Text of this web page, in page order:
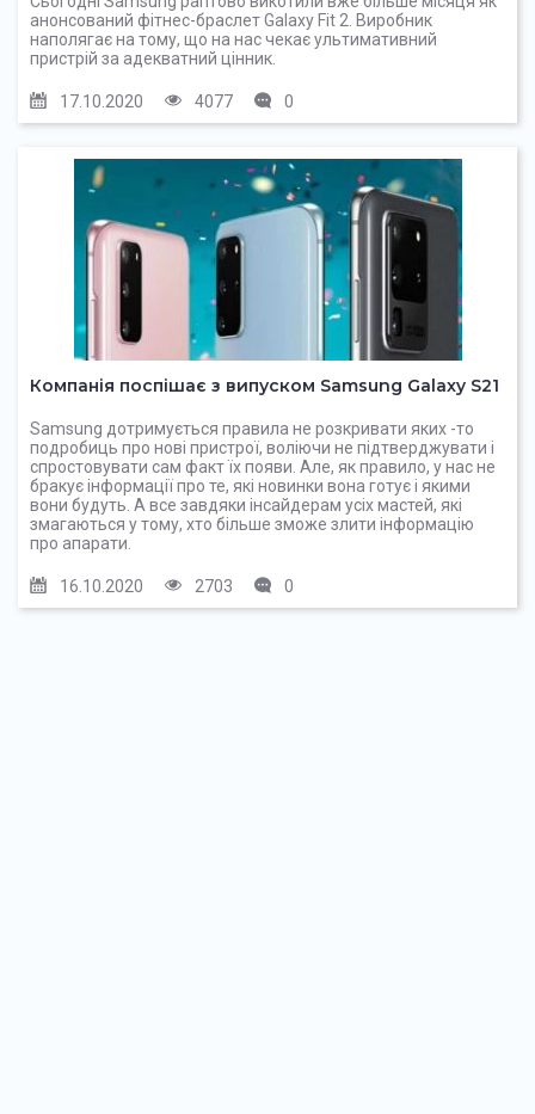
анонсований фітнес-браслет Galaxy Fit 2. Виробник
наполягає на тому, що на нас чекає ультимативний
пристрій за адекватний цінник.
17.10.2020 4077 0
Компанія поспішає з випуском Samsung Galaxy S21
Samsung дотримується правила не розкривати яких -то
подробиць про нові пристрої, воліючи не підтверджувати і
спростовувати сам факт їх появи. Але, як правило, у нас не
бракує інформації про те, які новинки вона готує і якими
вони будуть. А все завдяки інсайдерам усіх мастей, які
змагаються у тому, хто більше зможе злити інформацію
про апарати.
16.10.2020 2703 0